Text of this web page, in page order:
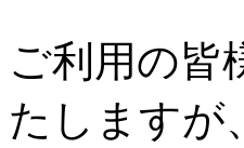
ご利用の皆
たしますが